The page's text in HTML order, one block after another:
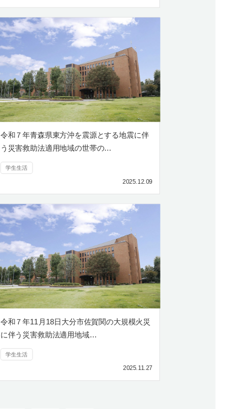
令和７年青森県東方沖を震源とする地震に伴
う災害救助法適用地域の世帯の…
学生生活
2025.12.09
令和７年11月18日大分市佐賀関の大規模火災
に伴う災害救助法適用地域…
学生生活
2025.11.27